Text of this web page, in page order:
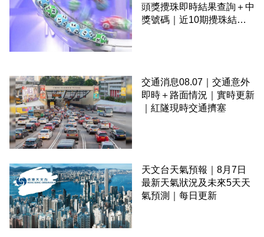
頭獎攪珠即時結果查詢＋中
獎號碼｜近10期攪珠結果
交通消息08.07｜交通意外
即時＋路面情況｜實時更新
｜紅隧現時交通擠塞
天文台天氣預報｜8月7日
最新天氣狀況及未來5天天
氣預測｜每日更新